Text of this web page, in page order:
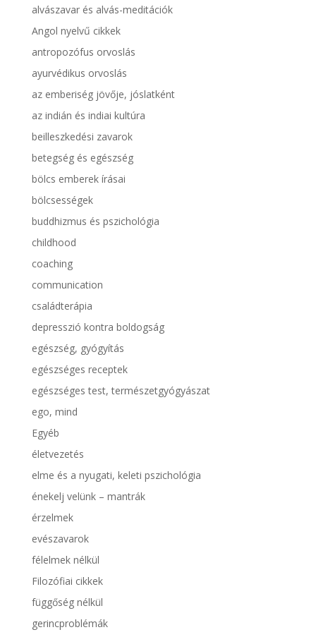
alvászavar és alvás-meditációk
Angol nyelvű cikkek
antropozófus orvoslás
ayurvédikus orvoslás
az emberiség jövője, jóslatként
az indián és indiai kultúra
beilleszkedési zavarok
betegség és egészség
bölcs emberek írásai
bölcsességek
buddhizmus és pszichológia
childhood
coaching
communication
családterápia
depresszió kontra boldogság
egészség, gyógyítás
egészséges receptek
egészséges test, természetgyógyászat
ego, mind
Egyéb
életvezetés
elme és a nyugati, keleti pszichológia
énekelj velünk – mantrák
érzelmek
evészavarok
félelmek nélkül
Filozófiai cikkek
függőség nélkül
gerincproblémák